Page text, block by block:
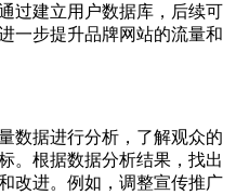
过建立用户数据库，后续可
一步提升品牌网站的流量和
数据进行分析，了解观众的
。根据数据分析结果，找出
改进。例如，调整宣传推广